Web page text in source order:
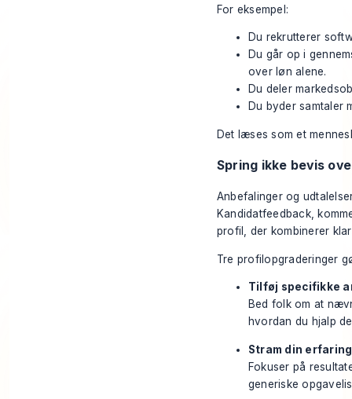
For eksempel:
Du rekrutterer
Du går op i
over løn alene.
Du deler
Du byder samtaler
Det læses som et
Spring ikke bevis
Anbefalinger og
Kandidatfeedback,
profil, der kombinerer
Tre profilopgraderinger
Tilføj specifikke
Bed folk om at
hvordan du hjalp
Stram din
Fokuser på
generiske